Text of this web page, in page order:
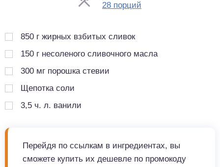
28 порций
850 г жирных взбитых сливок
150 г несоленого сливочного масла
300 мг порошка стевии
Щепотка соли
3,5 ч. л. ванили
Перейдя по ссылкам в ингредиентах, вы
сможете купить их дешевле по промокоду